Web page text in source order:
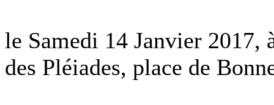
le Samedi 14 Janvier 2017,
des Pléiades, place de